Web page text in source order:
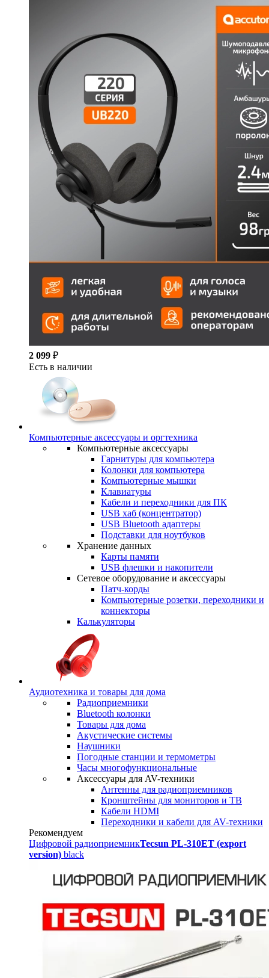
2 099 ₽
Есть в наличии
Компьютерные аксессуары и оргтехника
Компьютерные аксессуары
Гарнитуры для компьютера
Колонки для компьютера
Компьютерные мышки
Клавиатуры
Кабели и переходники для ПК
USB хаб (концентратор)
USB Bluetooth адаптеры
Подставки для ноутбуков
Хранение данных
Карты памяти
USB флешки и накопители
Сетевое оборудование и аксессуары
Патч-корды
Компьютерные розетки, переходники и
коннекторы
Калькуляторы
Аудиотехника и товары для дома
Радиоприемники
Bluetooth колонки
Товары для дома
Акустические системы
Наушники
Погодные станции и термометры
Часы многофункциональные
Аксессуары для AV-техники
Антенны для радиоприемников
Кронштейны для мониторов и ТВ
Кабели HDMI
Переходники и кабели для AV-техники
Рекомендуем
Цифровой радиоприемникTecsun PL-310ET (export
version) black